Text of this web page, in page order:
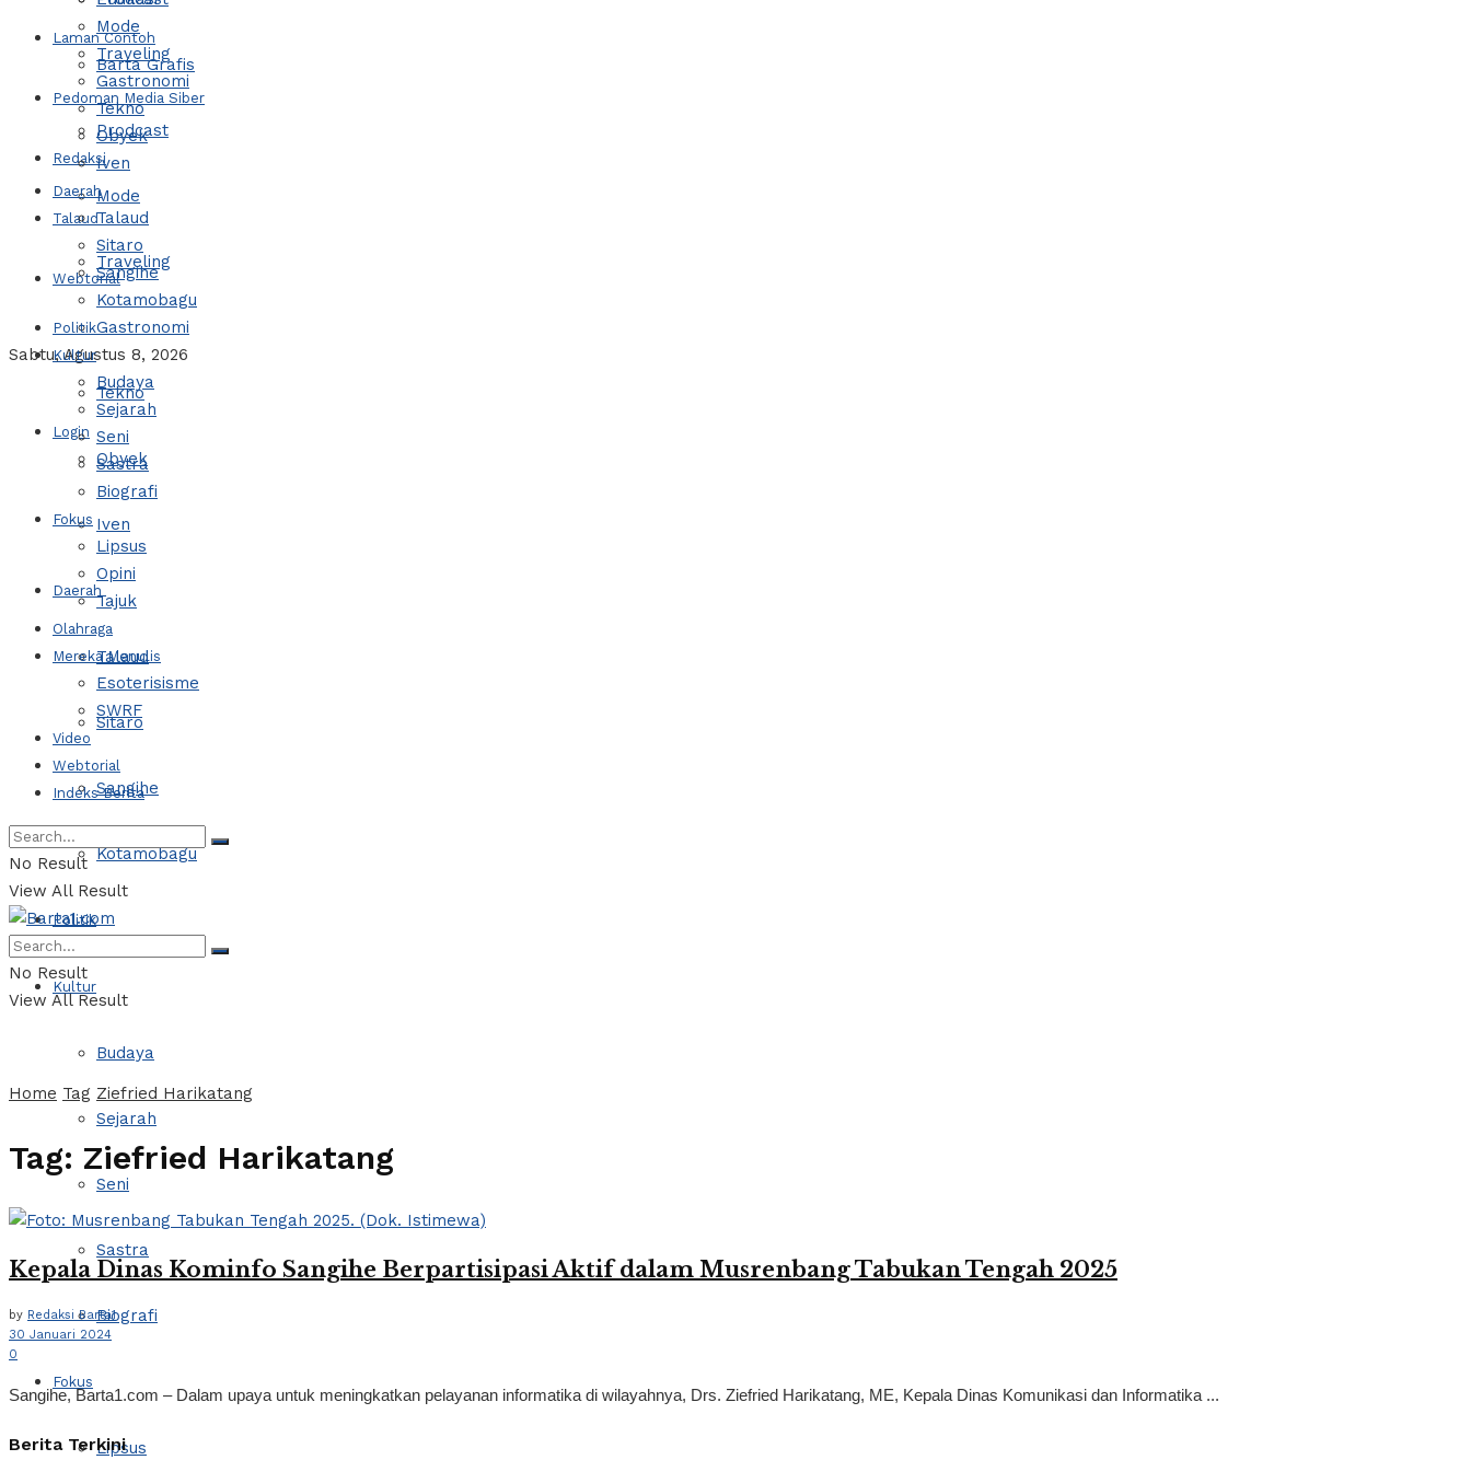
Laman Contoh
Pedoman Media Siber
Redaksi
Talaud
Webtorial
Sabtu, Agustus 8, 2026
Login
Barta Grafis
Prodcast
Mode
Traveling
Gastronomi
Tekno
Obyek
Iven
Daerah
Talaud
Sitaro
Sangihe
Kotamobagu
Politik
Kultur
Budaya
Sejarah
Seni
Sastra
Biografi
Fokus
Lipsus
Mode
Traveling
Gastronomi
Tekno
Obyek
Iven
Daerah
Talaud
Sitaro
Sangihe
Kotamobagu
Politik
Kultur
Budaya
Sejarah
Seni
Sastra
Biografi
Fokus
Lipsus
Opini
Tajuk
Olahraga
Mereka Menulis
Esoterisisme
SWRF
Video
Webtorial
Indeks Berita
No Result
View All Result
No Result
View All Result
Home Tag Ziefried Harikatang
Tag: Ziefried Harikatang
Kepala Dinas Kominfo Sangihe Berpartisipasi Aktif dalam Musrenbang Tabukan Tengah 2025
by Redaksi Barta1
30 Januari 2024
0
Sangihe, Barta1.com – Dalam upaya untuk meningkatkan pelayanan informatika di wilayahnya, Drs. Ziefried Harikatang, ME, Kepala Dinas Komunikasi dan Informatika ...
Berita Terkini